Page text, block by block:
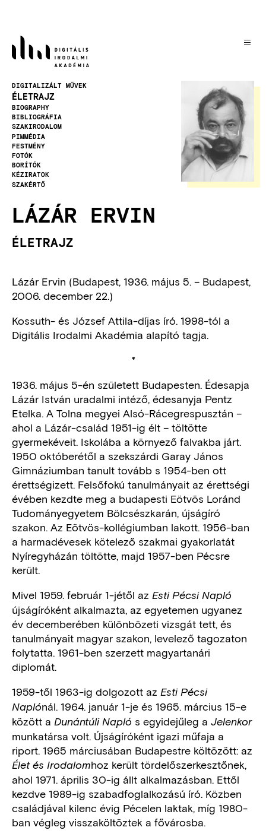
DIGITALIZÁLT MŰVEK
ÉLETRAJZ
BIOGRAPHY
BIBLIOGRÁFIA
SZAKIRODALOM
PIMMÉDIA
FESTMÉNY
FOTÓK
BORÍTÓK
KÉZIRATOK
SZAKÉRTŐ
LÁZÁR ERVIN
ÉLETRAJZ
Lázár Ervin (Budapest, 1936. május 5. – Budapest,
2006. december 22.)
Kossuth- és József Attila-díjas író. 1998-tól a
Digitális Irodalmi Akadémia alapító tagja.
*
1936. május 5-én született Budapesten. Édesapja
Lázár István uradalmi intéző, édesanyja Pentz
Etelka. A Tolna megyei Alsó-Rácegrespusztán –
ahol a Lázár-család 1951-ig élt – töltötte
gyermekéveit. Iskolába a környező falvakba járt.
1950 októberétől a szekszárdi Garay János
Gimnáziumban tanult tovább s 1954-ben ott
érettségizett. Felsőfokú tanulmányait az érettségi
évében kezdte meg a budapesti Eötvös Loránd
Tudományegyetem Bölcsészkarán, újságíró
szakon. Az Eötvös-kollégiumban lakott. 1956-ban
a harmadévesek kötelező szakmai gyakorlatát
Nyíregyházán töltötte, majd 1957-ben Pécsre
került.
Mivel 1959. február 1-jétől az Esti Pécsi Napló
újságíróként alkalmazta, az egyetemen ugyanez
év decemberében különbözeti vizsgát tett, és
tanulmányait magyar szakon, levelező tagozaton
folytatta. 1961-ben szerzett magyartanári
diplomát.
1959-től 1963-ig dolgozott az Esti Pécsi
Naplónál. 1964. január 1-je és 1965. március 15-e
között a Dunántúli Napló s egyidejűleg a Jelenkor
munkatársa volt. Újságíróként igazi műfaja a
riport. 1965 márciusában Budapestre költözött: az
Élet és Irodalomhoz került tördelőszerkesztőnek,
ahol 1971. április 30-ig állt alkalmazásban. Ettől
kezdve 1989-ig szabadfoglalkozású író. Közben
családjával kilenc évig Pécelen laktak, míg 1980-
ban végleg visszaköltöztek a fővárosba.